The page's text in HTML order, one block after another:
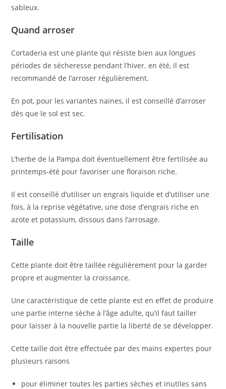
sableux.
Quand arroser
Cortaderia est une plante qui résiste bien aux longues
périodes de sécheresse pendant l’hiver. en été, il est
recommandé de l’arroser régulièrement.
En pot, pour les variantes naines, il est conseillé d’arroser
dès que le sol est sec.
Fertilisation
L’herbe de la Pampa doit éventuellement être fertilisée au
printemps-été pour favoriser une floraison riche.
Il est conseillé d’utiliser un engrais liquide et d’utiliser une
fois, à la reprise végétative, une dose d’engrais riche en
azote et potassium, dissous dans l’arrosage.
Taille
Cette plante doit être taillée régulièrement pour la garder
propre et augmenter la croissance.
Une caractéristique de cette plante est en effet de produire
une partie interne sèche à l’âge adulte, qu’il faut tailler
pour laisser à la nouvelle partie la liberté de se développer.
Cette taille doit être effectuée par des mains expertes pour
plusieurs raisons
pour éliminer toutes les parties sèches et inutiles sans